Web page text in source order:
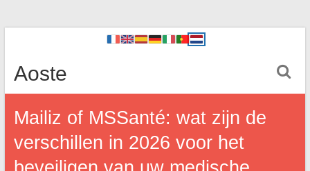
Aoste
Mailiz of MSSanté: wat zijn de
verschillen in 2026 voor het